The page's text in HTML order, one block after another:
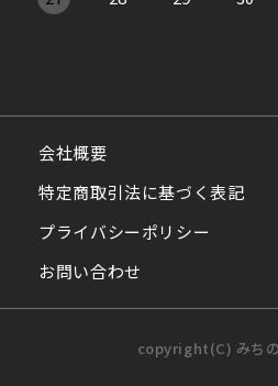
会社概要
特定商取引法に基づく表記
プライバシーポリシー
お問い合わせ
copyright(C) みち